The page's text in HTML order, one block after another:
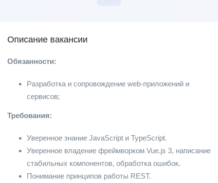
Описание вакансии
Обязанности:
Разработка и сопровождение web-приложений и
сервисов;
Требования:
Уверенное знание JavaScript и TypeScript.
Уверенное владение фреймворком Vue.js 3, написание
стабильных компонентов, обработка ошибок.
Понимание принципов работы REST.